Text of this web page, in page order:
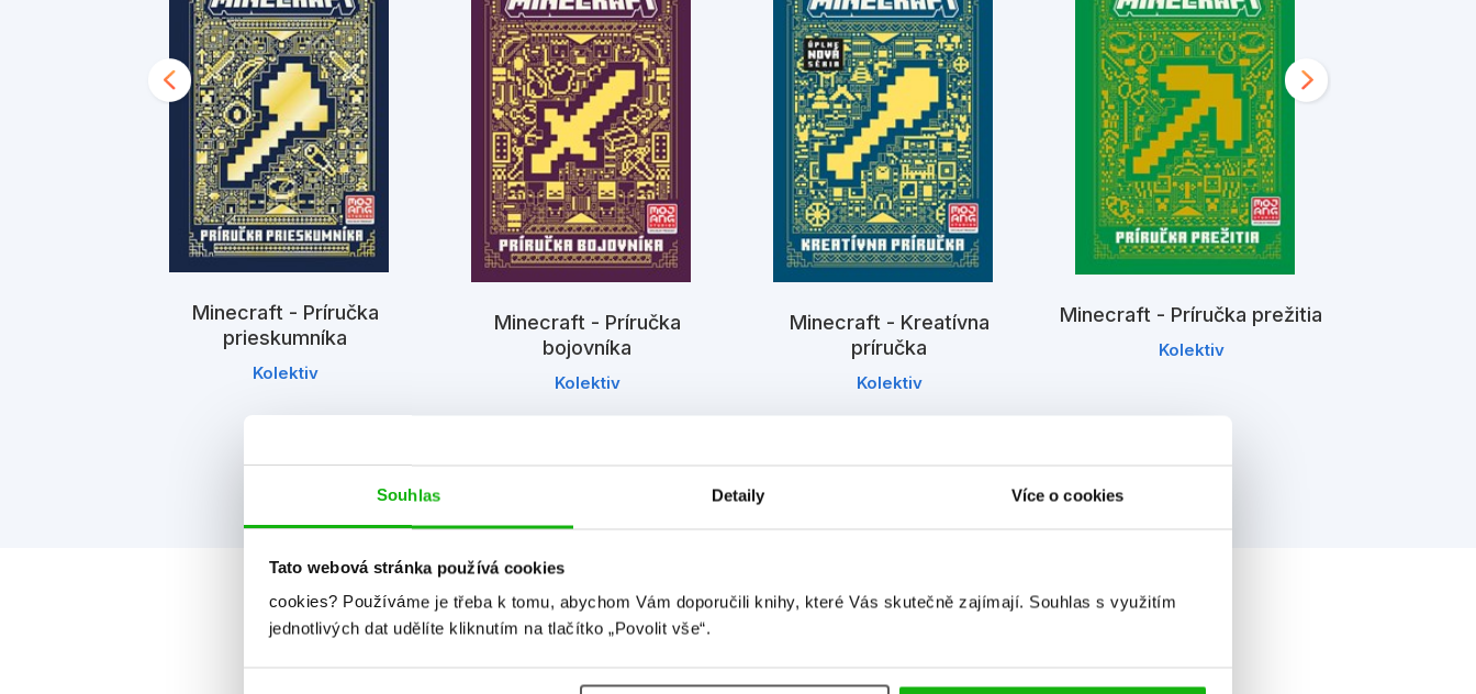
Souhlas Detaily Více o cookies
Tato webová stránka používá cookies
cookies? Používáme je třeba k tomu, abychom Vám doporučili knihy, které Vás skutečně zajímají. Souhlas s využitím
jednotlivých dat udělíte kliknutím na tlačítko „Povolit vše“.
Minecraft - Príručka
prieskumníka
Kolektiv
Minecraft - Príručka
bojovníka
Kolektiv
Minecraft - Kreatívna
príručka
Kolektiv
Minecraft - Príručka prežitia
Kolektiv
Detailní informace